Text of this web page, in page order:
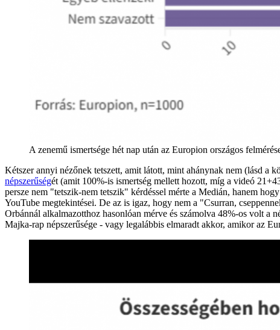
A zenemű ismertsége hét nap után az Europion országos
Kétszer annyi nézőnek tetszett, amit látott, mint ahánynak nem (lásd a
népszerűségét (amit 100%-is ismertség mellett hozott, míg a videó
persze nem "tetszik-nem tetszik" kérdéssel mérte a Medián, hanem
YouTube megtekintései. De az is igaz, hogy nem a "Csurran,
Orbánnál alkalmazotthoz hasonlóan mérve és számolva 48%-os volt a
Majka-rap népszerűsége - vagy legalábbis elmaradt akkor, amikor az